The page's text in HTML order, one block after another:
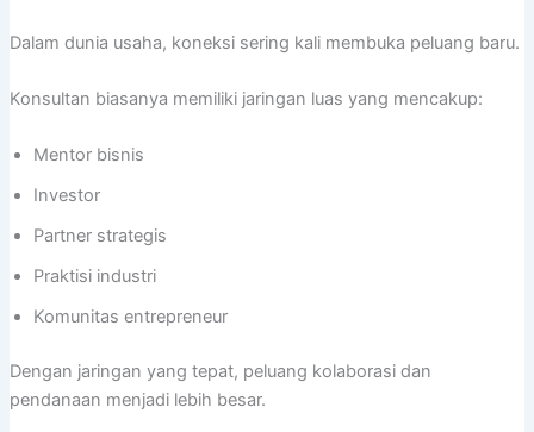
Dalam dunia usaha, koneksi sering kali membuka peluang baru.
Konsultan biasanya memiliki jaringan luas yang mencakup:
Mentor bisnis
Investor
Partner strategis
Praktisi industri
Komunitas entrepreneur
Dengan jaringan yang tepat, peluang kolaborasi dan
pendanaan menjadi lebih besar.